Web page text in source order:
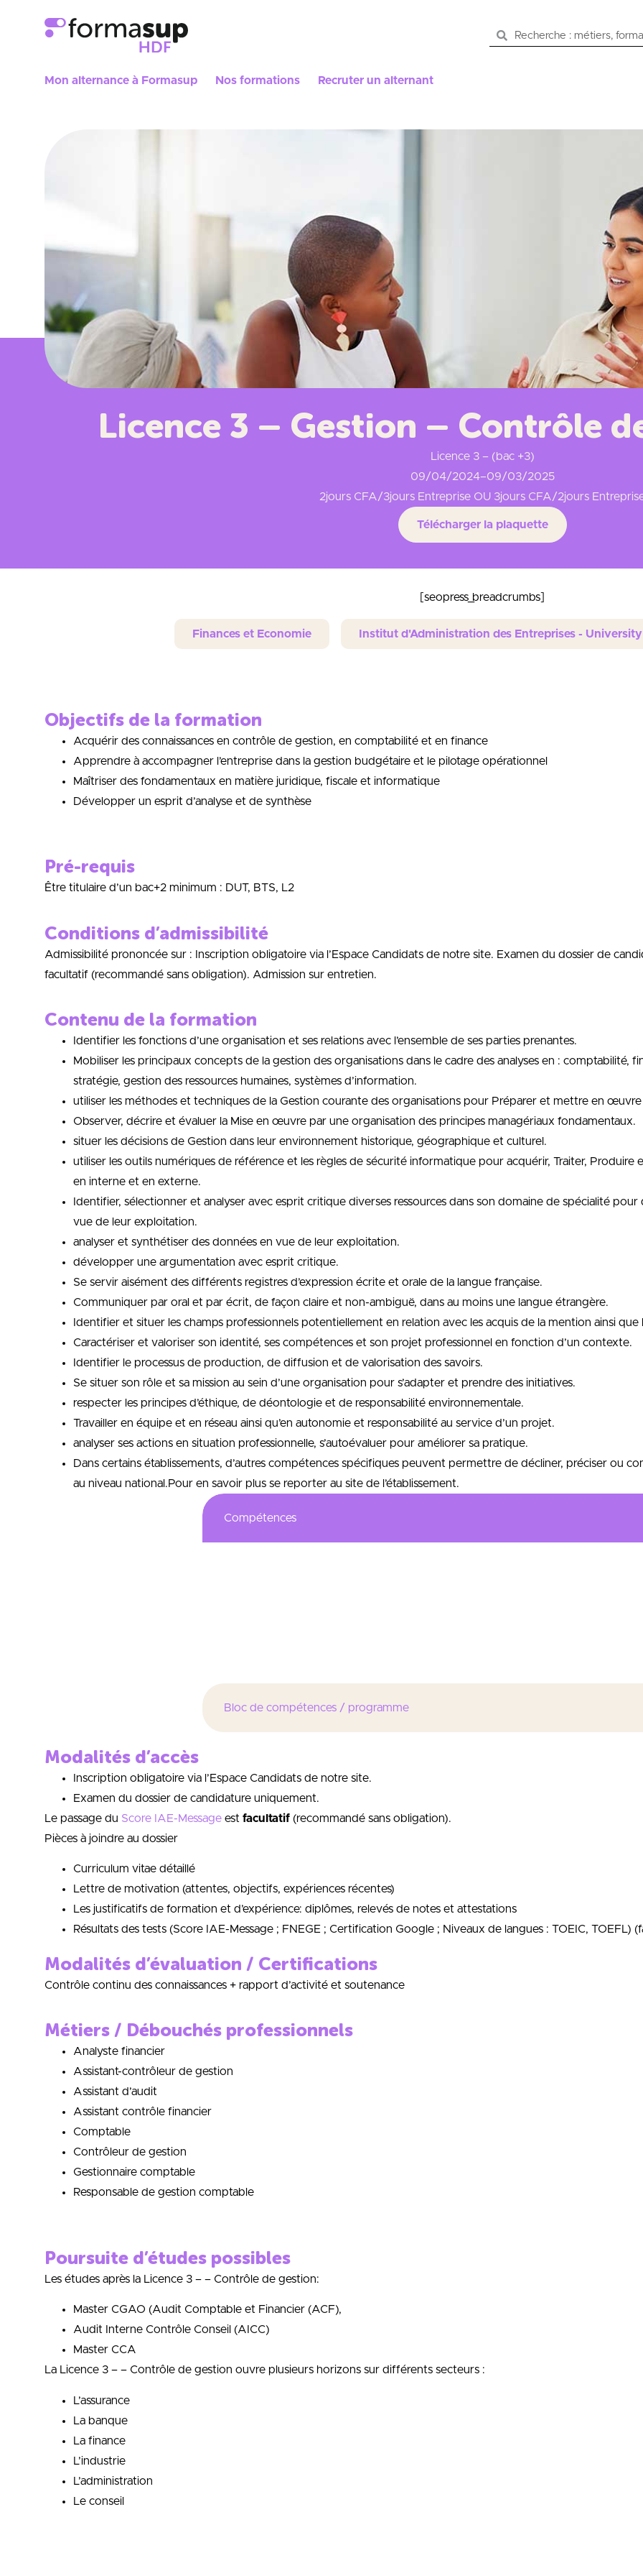
Mon alternance à Formasup Nos formations Recruter un alternant
Licence 3 – Gestion – Contrôle
Licence 3 – (bac +3)
09/04/2024–09/03/2025
2jours CFA/3jours Entreprise OU 3jours CFA/2jours
Télécharger la plaquette
[seopress_breadcrumbs]
Finances et Economie Institut d'Administration des Entreprises -
Objectifs de la formation
Acquérir des connaissances en contrôle de gestion, en comptabilité et en finance
Apprendre à accompagner l’entreprise dans la gestion budgétaire et le pilotage opérationnel
Maîtriser des fondamentaux en matière juridique, fiscale et informatique
Développer un esprit d’analyse et de synthèse
Pré-requis
Être titulaire d’un bac+2 minimum : DUT, BTS, L2
Conditions d’admissibilité
Admissibilité prononcée sur : Inscription obligatoire via l’Espace Candidats de notre site. Examen du dossier de
facultatif (recommandé sans obligation). Admission sur entretien.
Contenu de la formation
Identifier les fonctions d’une organisation et ses relations avec l’ensemble de ses parties prenantes.
Mobiliser les principaux concepts de la gestion des organisations dans le cadre des analyses en : comptabilité,
stratégie, gestion des ressources humaines, systèmes d’information.
utiliser les méthodes et techniques de la Gestion courante des organisations pour Préparer et mettre en œuvre
Observer, décrire et évaluer la Mise en œuvre par une organisation des principes managériaux fondamentaux.
situer les décisions de Gestion dans leur environnement historique, géographique et culturel.
utiliser les outils numériques de référence et les règles de sécurité informatique pour acquérir, Traiter,
en interne et en externe.
Identifier, sélectionner et analyser avec esprit critique diverses ressources dans son domaine de spécialité
vue de leur exploitation.
analyser et synthétiser des données en vue de leur exploitation.
développer une argumentation avec esprit critique.
Se servir aisément des différents registres d’expression écrite et orale de la langue française.
Communiquer par oral et par écrit, de façon claire et non-ambiguë, dans au moins une langue étrangère.
Identifier et situer les champs professionnels potentiellement en relation avec les acquis de la mention ainsi
Caractériser et valoriser son identité, ses compétences et son projet professionnel en fonction d’un contexte.
Identifier le processus de production, de diffusion et de valorisation des savoirs.
Se situer son rôle et sa mission au sein d’une organisation pour s’adapter et prendre des initiatives.
respecter les principes d’éthique, de déontologie et de responsabilité environnementale.
Travailler en équipe et en réseau ainsi qu’en autonomie et responsabilité au service d’un projet.
analyser ses actions en situation professionnelle, s’autoévaluer pour améliorer sa pratique.
Dans certains établissements, d’autres compétences spécifiques peuvent permettre de décliner, préciser ou
au niveau national.Pour en savoir plus se reporter au site de l’établissement.
Compétences
Bloc de compétences / programme
Modalités d’accès
Inscription obligatoire via l’Espace Candidats de notre site.
Examen du dossier de candidature uniquement.
Le passage du Score IAE-Message est facultatif (recommandé sans obligation).
Pièces à joindre au dossier
Curriculum vitae détaillé
Lettre de motivation (attentes, objectifs, expériences récentes)
Les justificatifs de formation et d’expérience: diplômes, relevés de notes et attestations
Résultats des tests (Score IAE-Message ; FNEGE ; Certification Google ; Niveaux de langues : TOEIC, TOEFL)
Modalités d’évaluation / Certifications
Contrôle continu des connaissances + rapport d’activité et soutenance
Métiers / Débouchés professionnels
Analyste financier
Assistant-contrôleur de gestion
Assistant d’audit
Assistant contrôle financier
Comptable
Contrôleur de gestion
Gestionnaire comptable
Responsable de gestion comptable
Poursuite d’études possibles
Les études après la Licence 3 – – Contrôle de gestion:
Master CGAO (Audit Comptable et Financier (ACF),
Audit Interne Contrôle Conseil (AICC)
Master CCA
La Licence 3 – – Contrôle de gestion ouvre plusieurs horizons sur différents secteurs :
L’assurance
La banque
La finance
L’industrie
L’administration
Le conseil